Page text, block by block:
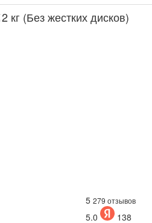
кг (Без жестких дисков)
5 279 отзывов
5.0
138